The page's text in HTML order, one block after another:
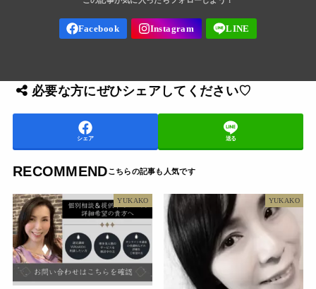
必要な方にぜひシェアしてください♡
シェア 送る
RECOMMEND
YUKAKO YUKAKO